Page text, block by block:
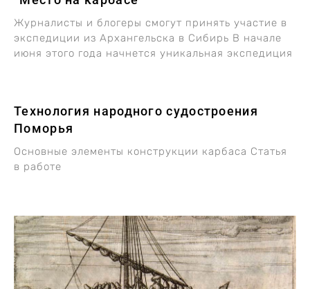
Журналисты и блогеры смогут принять участие в
экспедиции из Архангельска в Сибирь В начале
июня этого года начнется уникальная экспедиция
Технология народного судостроения
Поморья
Основные элементы конструкции карбаса Статья
в работе